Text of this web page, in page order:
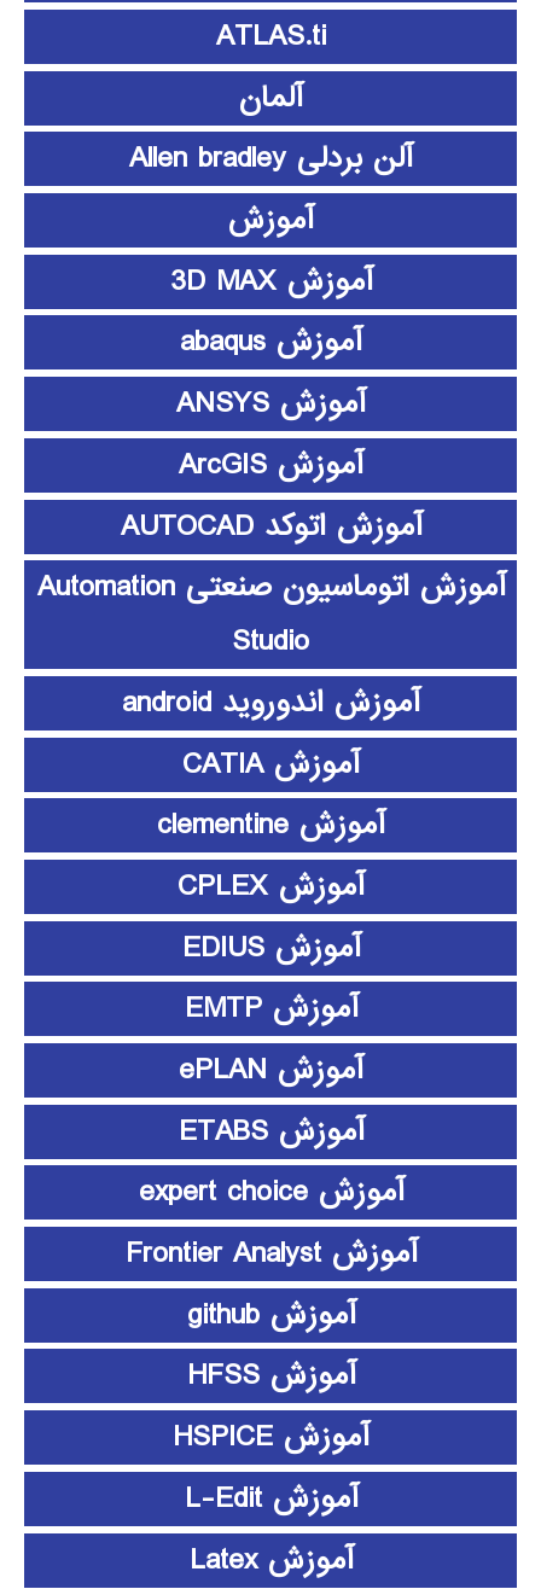
ATLAS.ti
آلمان
آلن بردلی Allen bradley
آموزش
آموزش 3D MAX
آموزش abaqus
آموزش ANSYS
آموزش ArcGIS
آموزش اتوکد AUTOCAD
آموزش اتوماسیون صنعتی Automation
Studio
آموزش اندوروید android
آموزش CATIA
آموزش clementine
آموزش CPLEX
آموزش EDIUS
آموزش EMTP
آموزش ePLAN
آموزش ETABS
آموزش expert choice
آموزش Frontier Analyst
آموزش github
آموزش HFSS
آموزش HSPICE
آموزش L-Edit
آموزش Latex